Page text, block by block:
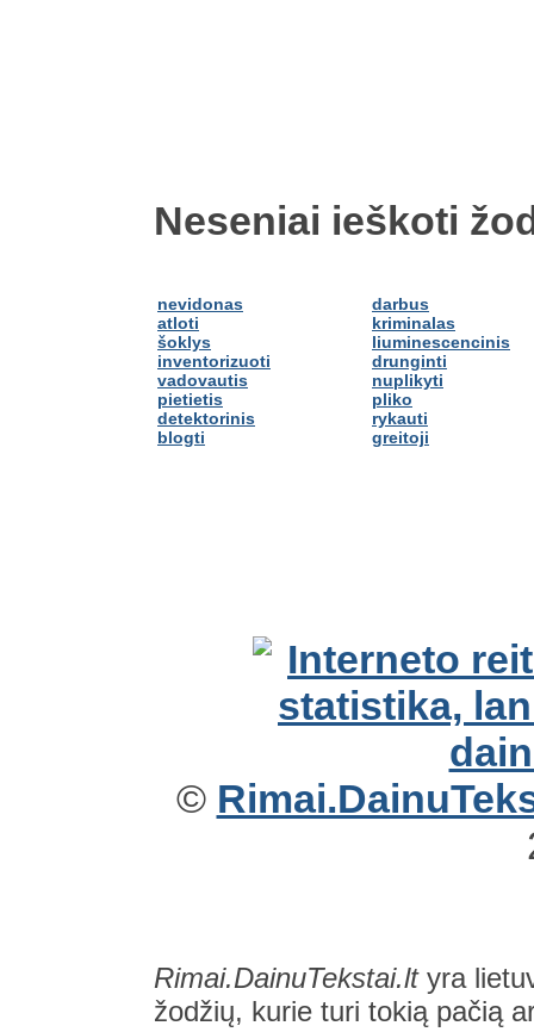
Neseniai ieškoti
nevidonas
atloti
šoklys
inventorizuoti
vadovautis
pietietis
detektorinis
blogti
darbus
kriminalas
liuminescencinis
drunginti
nuplikyti
pliko
rykauti
greitoji
©
Rimai.DainuTekstai.ltyra
žodžių, kurie turi tokią pačią